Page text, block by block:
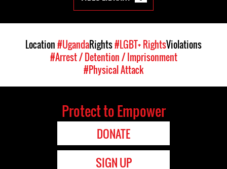
Location#UgandaRights#LGBT+ RightsViolations
#Arrest / Detention / Imprisonment
#Physical Attack
Protect to Empower
DONATE
SIGN UP